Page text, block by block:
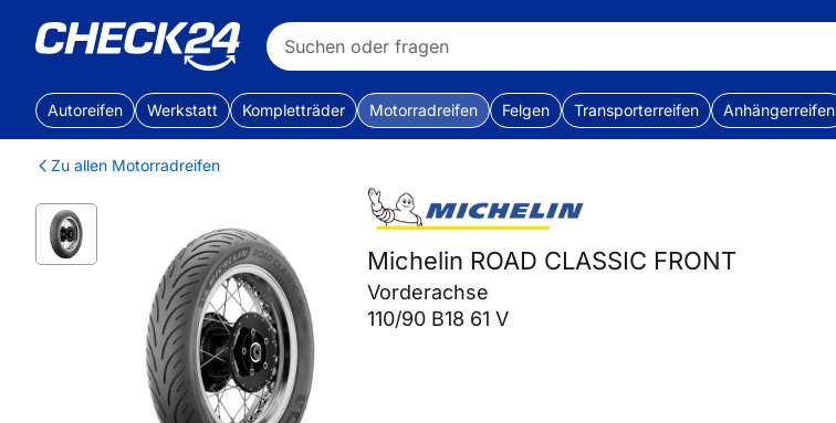
Autoreifen Werkstatt Kompletträder Motorradreifen Felgen Transporterreifen Anhängerreifen
Zu allen Motorradreifen
Michelin ROAD CLASSIC FRONT
Vorderachse
110/90 B18 61 V